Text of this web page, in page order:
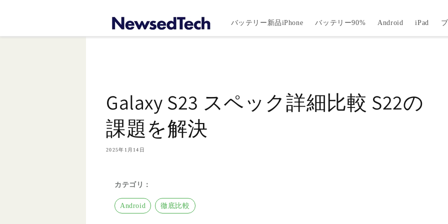
バッテリー新品iPhone バッテリー90% Android iPad
Galaxy S23 スペック詳細比較 S22の
課題を解決
2025年1月14日
カテゴリ：
Android 徹底比較